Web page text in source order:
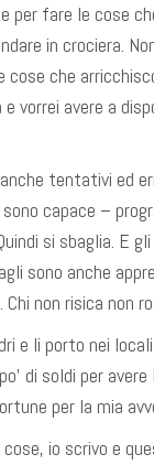
per fare le cose
in crociera.
cose che
vorrei avere a
tentativi ed
sono capace –
si sbaglia. E
sono anche
non risica non
e li porto nei
di soldi per
per la mia
io scrivo e